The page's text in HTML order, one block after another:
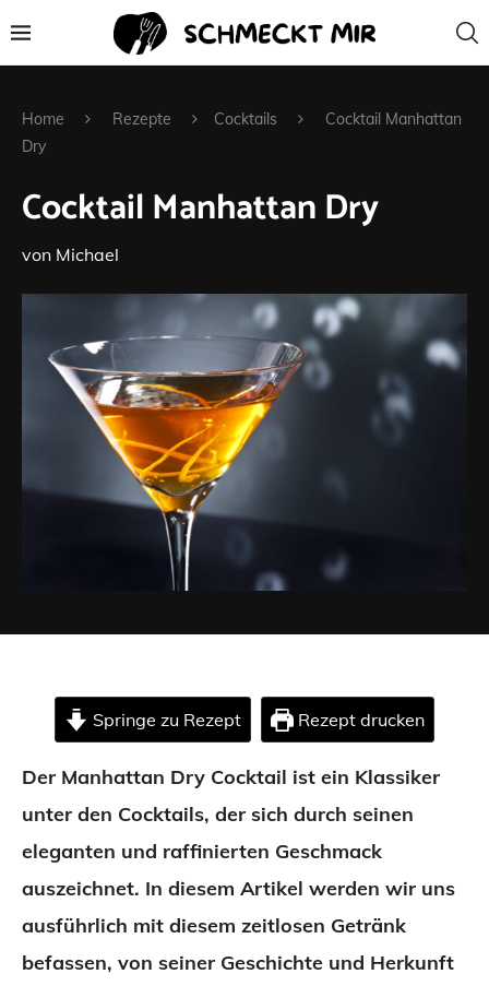
Home Rezepte Cocktails
Cocktail Manhattan
Dry
Cocktail Manhattan Dry
von Michael
Springe zu Rezept Rezept drucken
Der Manhattan Dry Cocktail ist ein Klassiker
unter den Cocktails, der sich durch seinen
eleganten und raffinierten Geschmack
auszeichnet. In diesem Artikel werden wir uns
ausführlich mit diesem zeitlosen Getränk
befassen, von seiner Geschichte und Herkunft